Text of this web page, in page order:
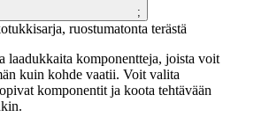
;
ruostumatonta terästä
laadukkaita komponentteja, joista voit
kuin kohde vaatii. Voit valita
komponentit ja koota tehtävään